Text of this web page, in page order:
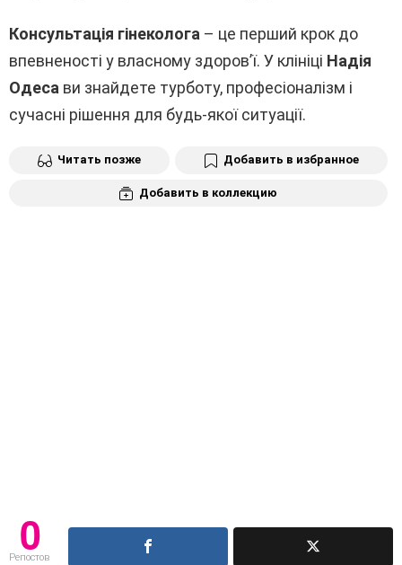
Консультація гінеколога – це перший крок до
впевненості у власному здоров’ї. У клініці Надія
Одеса ви знайдете турботу, професіоналізм і
сучасні рішення для будь-якої ситуації.
Читать позже Добавить в избранное
Добавить в коллекцию
0
Репостов